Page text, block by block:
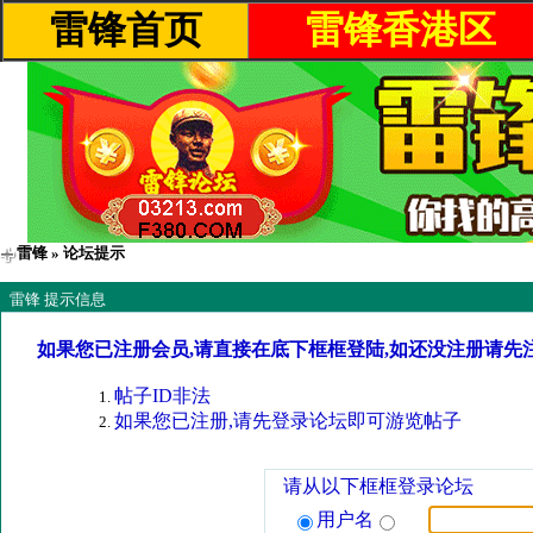
雷锋首页 雷锋香港区
雷锋 » 论坛提示
雷锋 提示信息
如果您已注册会员,请直接在底下框框登陆,如还没注册请先
帖子ID非法
如果您已注册,请先登录论坛即可游览帖子
请从以下框框登录论坛
用户名